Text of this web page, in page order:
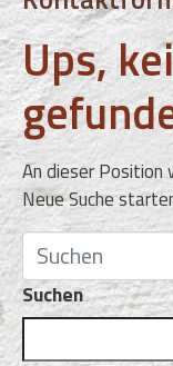
Ups,
An dieser Position
Neue Suche
Suchen